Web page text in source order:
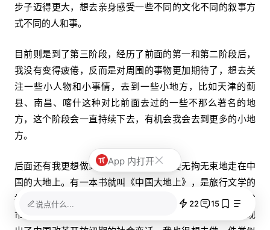
步子迈得更大，想去亲身感受一些不同的文化不同的叙事方
式不同的人和事。
目前则是到了第三阶段，经历了前面的第一和第二阶段后，
我没有变得疲倦，反而是对周围的事物更加期待了，想去关
注一些小人物和小事情，去到一些小地方，比如天津的蓟
县、南昌、喀什这种对比前面去过的一些不那么著名的地
方，这个阶段会一直持续下去，有机会我会去到更多的小地
方。
后面还有我更想做到的第四阶段，我想要无拘无束地走在中
国的大地上。有一本书就叫《中国大地上》，是旅行文学的
扛鼎之作，作者保罗·索鲁在1986年乘火车穿越中国二十余省
市，把在这些省市的经历所见所闻记录了下来，给我们呈现
说点什么... 22 15
App 内打开